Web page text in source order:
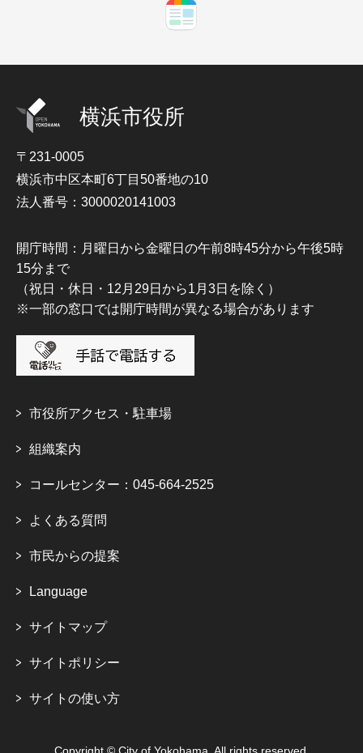
横浜市役所
〒231-0005
横浜市中区本町6丁目50番地の10
法人番号：3000020141003
開庁時間：月曜日から金曜日の午前8時45分から午後5時
15分まで
（祝日・休日・12月29日から1月3日を除く）
※一部の窓口では開庁時間が異なる場合があります
市役所アクセス・駐車場
組織案内
コールセンター：045-664-2525
よくある質問
市民からの提案
Language
サイトマップ
サイトポリシー
サイトの使い方